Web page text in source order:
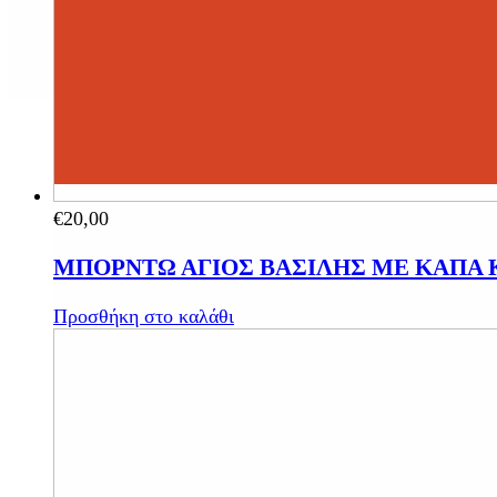
€20,00
ΜΠΟΡΝΤΩ ΑΓΙΟΣ ΒΑΣΙΛΗΣ ΜΕ ΚΑΠΑ
Προσθήκη στο καλάθι